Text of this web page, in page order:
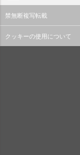
禁無断複写転載
クッキーの使用について